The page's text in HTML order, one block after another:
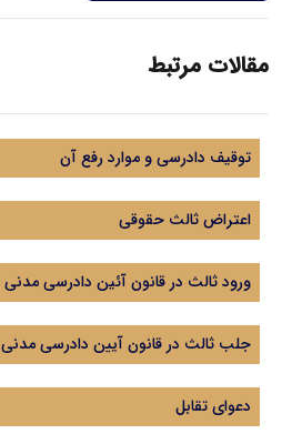
مقالات مرتبط
توقیف دادرسی و موارد رفع آن
اعتراض ثالث حقوقی
ورود ثالث در قانون آئین دادرسی مدنی
جلب ثالث در قانون آیین دادرسی مدنی
دعوای تقابل